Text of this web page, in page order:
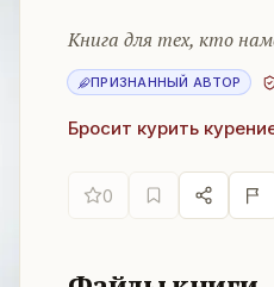
Книга для тех, кто
ПРИЗНАННЫЙ АВТОР
Бросит курить
0